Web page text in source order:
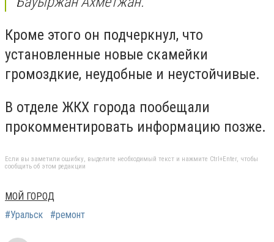
Кроме этого он подчеркнул, что
установленные новые скамейки
громоздкие, неудобные и неустойчивые.
В отделе ЖКХ города пообещали
прокомментировать информацию позже.
Если вы заметили ошибку, выделите необходимый текст и нажмите Ctrl+Enter, чтобы
сообщить об этом редакции
МОЙ ГОРОД
#Уральск
#ремонт